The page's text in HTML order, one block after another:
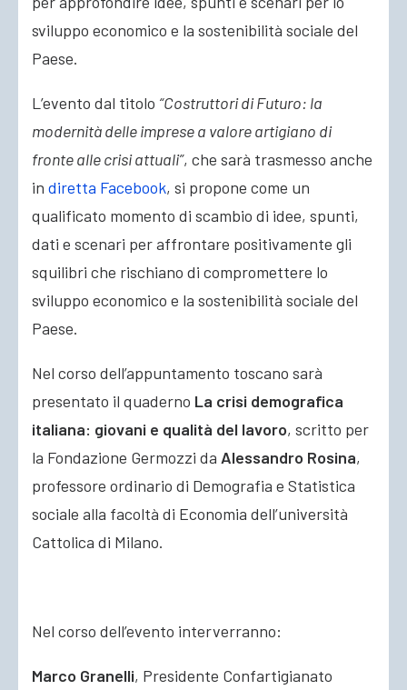
sviluppo economico e la sostenibilità sociale del
Paese.
L’evento dal titolo “Costruttori di Futuro: la
modernità delle imprese a valore artigiano di
fronte alle crisi attuali”, che sarà trasmesso anche
in diretta Facebook, si propone come un
qualificato momento di scambio di idee, spunti,
dati e scenari per affrontare positivamente gli
squilibri che rischiano di compromettere lo
sviluppo economico e la sostenibilità sociale del
Paese.
Nel corso dell’appuntamento toscano sarà
presentato il quaderno La crisi demografica
italiana: giovani e qualità del lavoro, scritto per
la Fondazione Germozzi da Alessandro Rosina,
professore ordinario di Demografia e Statistica
sociale alla facoltà di Economia dell’università
Cattolica di Milano.
Nel corso dell’evento interverranno:
Marco Granelli, Presidente Confartigianato